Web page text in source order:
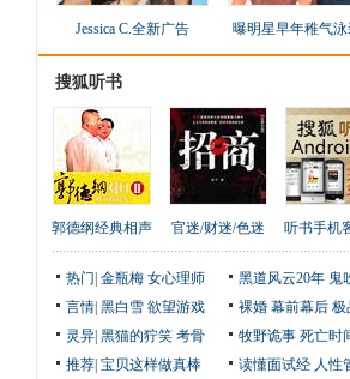
Jessica C.全新广告 曝明星早年稚气泳
搜狐听书
郭德纲经典相声 官迷/财迷/色迷 听书手机
热门 金瓶梅 女心理师 黑道风云20年 鬼
言情 黑白雪 欲望游戏 裸婚 幕前幕后 极
灵异 黑猫的狞笑 考骨 牧野诡事 死亡时
推荐 宝贝这样做真棒 读懂面试经 人性